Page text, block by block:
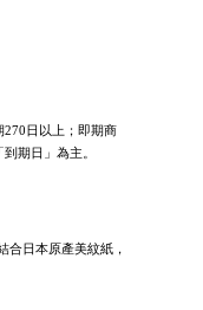
270日以上；即期商
期日」為主。
合日本原產美紋紙，